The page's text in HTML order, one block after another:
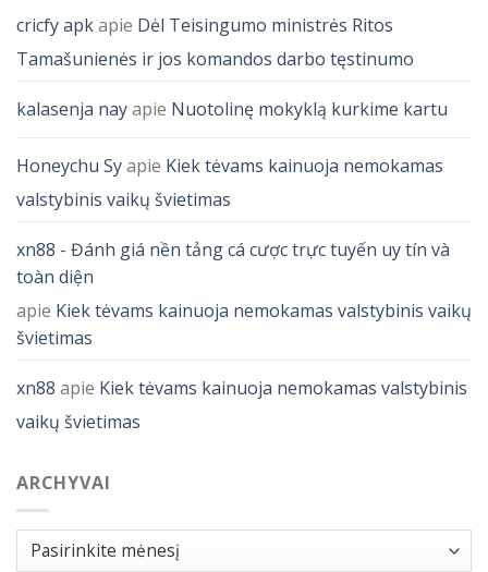
cricfy apkapie Dėl Teisingumo ministrės Ritos
Tamašunienės ir jos komandos darbo tęstinumo
kalasenja nayapie Nuotolinę mokyklą kurkime kartu
Honeychu Syapie Kiek tėvams kainuoja nemokamas
valstybinis vaikų švietimas
xn88 - Đánh giá nền tảng cá cược trực tuyến uy tín và
toàn diện
apie Kiek tėvams kainuoja nemokamas valstybinis vaikų
švietimas
xn88 apie Kiek tėvams kainuoja nemokamas valstybinis
vaikų švietimas
ARCHYVAI
Archyvai